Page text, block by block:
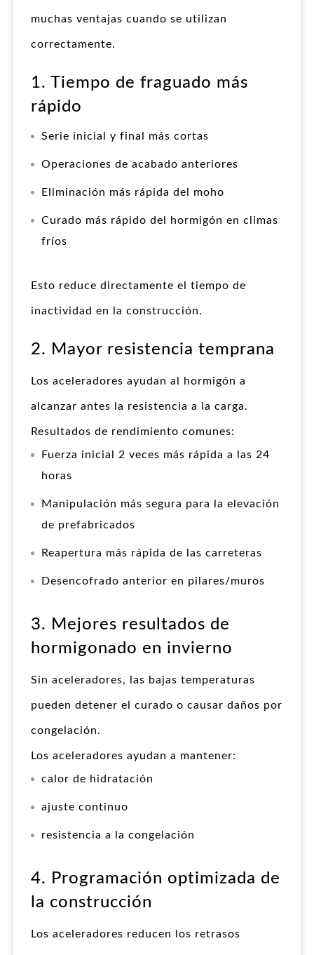
muchas ventajas cuando se utilizan
correctamente.
1. Tiempo de fraguado más
rápido
Serie inicial y final más cortas
Operaciones de acabado anteriores
Eliminación más rápida del moho
Curado más rápido del hormigón en climas
fríos
Esto reduce directamente el tiempo de
inactividad en la construcción.
2. Mayor resistencia temprana
Los aceleradores ayudan al hormigón a
alcanzar antes la resistencia a la carga.
Resultados de rendimiento comunes:
Fuerza inicial 2 veces más rápida a las 24
horas
Manipulación más segura para la elevación
de prefabricados
Reapertura más rápida de las carreteras
Desencofrado anterior en pilares/muros
3. Mejores resultados de
hormigonado en invierno
Sin aceleradores, las bajas temperaturas
pueden detener el curado o causar daños por
congelación.
Los aceleradores ayudan a mantener:
calor de hidratación
ajuste continuo
resistencia a la congelación
4. Programación optimizada de
la construcción
Los aceleradores reducen los retrasos